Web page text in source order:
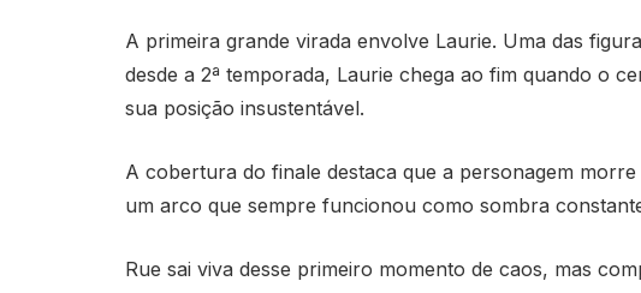
A primeira grande virada envolve Laurie. Uma das
desde a 2ª temporada, Laurie chega ao fim quando o
sua posição insustentável.
A cobertura do finale destaca que a personagem
um arco que sempre funcionou como sombra
Rue sai viva desse primeiro momento de caos, mas